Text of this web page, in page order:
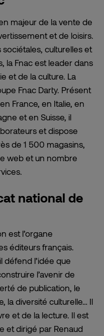
majeur de la vente de
et de loisirs.
culturelles et
la Fnac est leader dans
et de la culture. La
Fnac Darty. Présent
France, en Italie, en
et en Suisse, il
et dispose
de 1 500 magasins,
web et un nombre
national de
est l’organe
éditeurs français.
défend l’idée que
l’avenir de
de publication, le
la diversité culturelle… Il
et de la lecture. Il est
et dirigé par Renaud